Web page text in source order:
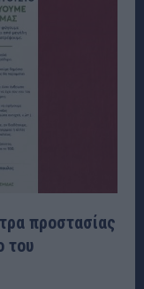
προστασίας
του